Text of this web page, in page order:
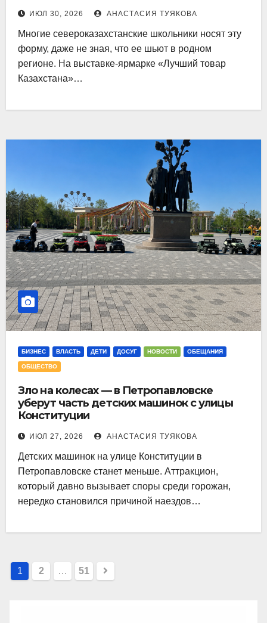
ИЮЛ 30, 2026 АНАСТАСИЯ ТУЯКОВА
Многие североказахстанские школьники носят эту
форму, даже не зная, что ее шьют в родном
регионе. На выставке-ярмарке «Лучший товар
Казахстана»…
БИЗНЕС ВЛАСТЬ ДЕТИ ДОСУГ НОВОСТИ ОБЕЩАНИЯ
ОБЩЕСТВО
Зло на колесах — в Петропавловске
уберут часть детских машинок с улицы
Конституции
ИЮЛ 27, 2026 АНАСТАСИЯ ТУЯКОВА
Детских машинок на улице Конституции в
Петропавловске станет меньше. Аттракцион,
который давно вызывает споры среди горожан,
нередко становился причиной наездов…
Пагинация
1 2 … 51